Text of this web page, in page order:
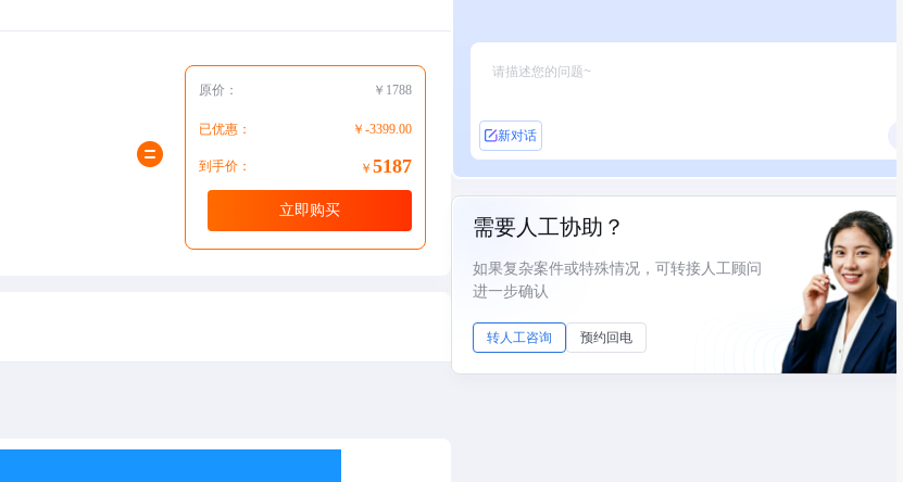
原价： ￥1788
已优惠： ￥-3399.00
到手价： ￥ 5187
立即购买
新对话
需要人工协助？
如果复杂案件或特殊情况，可转接人工顾问
进一步确认
转人工咨询 预约回电